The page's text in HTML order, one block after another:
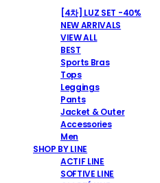
[4차] LUZ SET -40%
NEW ARRIVALS
VIEW ALL
BEST
Sports Bras
Tops
Leggings
Pants
Jacket & Outer
Accessories
Men
SHOP BY LINE
ACTIF LINE
SOFTIVE LINE